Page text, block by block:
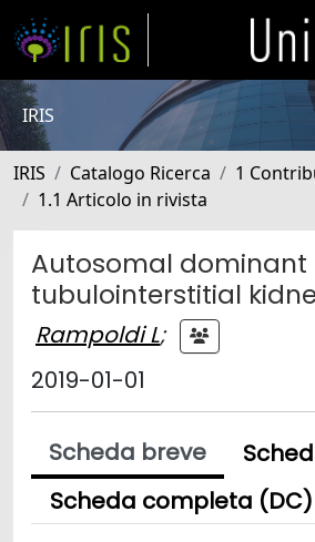
IRIS
IRIS Catalogo Ricerca
1
1.1 Articolo in rivista
Autosomal dominant
tubulointerstitial
Rampoldi L;
2019-01-01
Scheda breve
Scheda completa (DC)